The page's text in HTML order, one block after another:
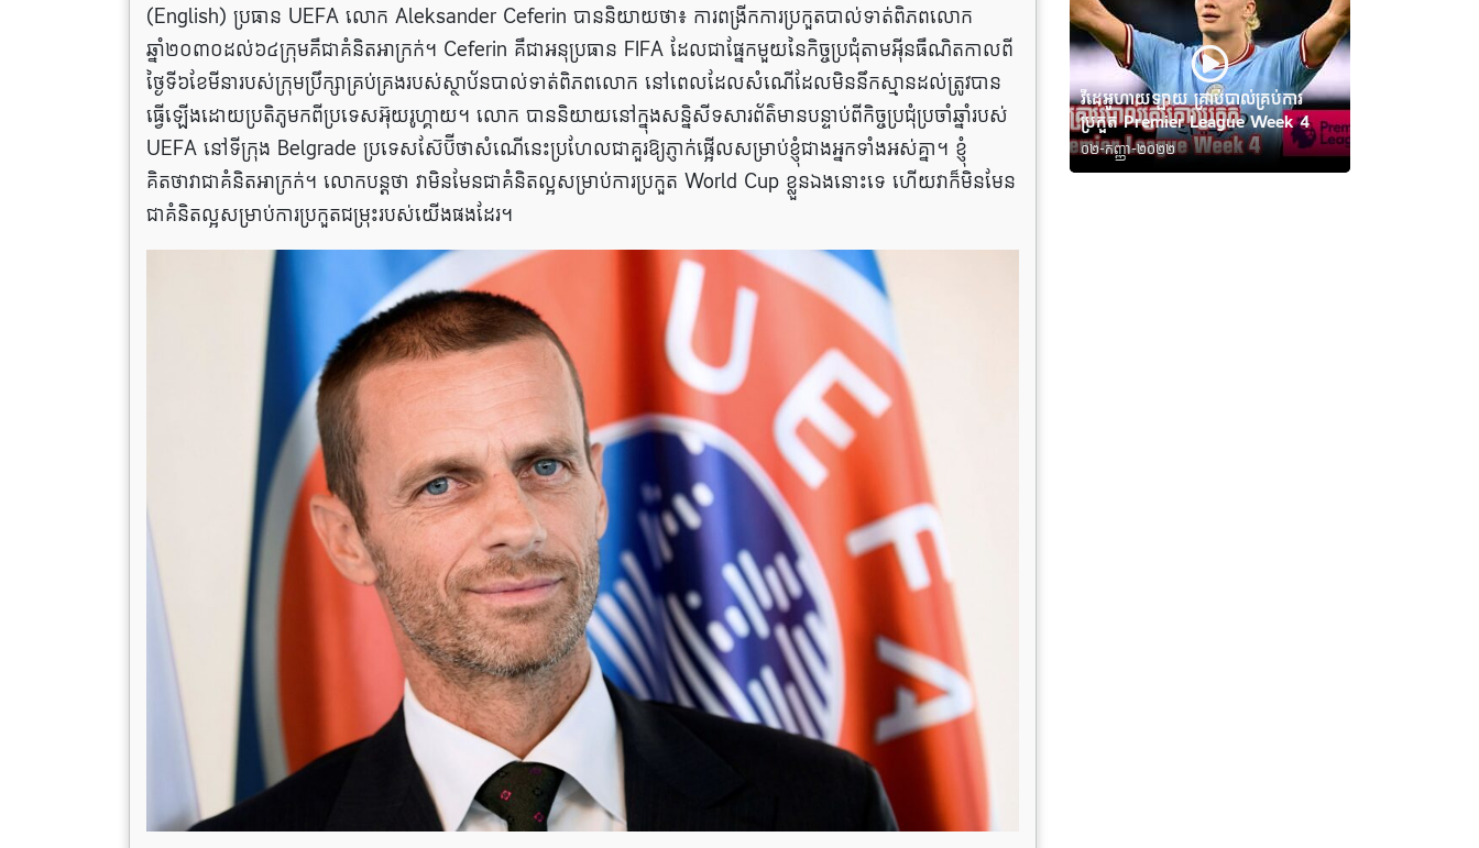
(English) ប្រធាន UEFA លោក Aleksander Ceferin បាននិយាយថា៖ ការពង្រីកការប្រកួតបាល់ទាត់ពិភពលោក
ឆ្នាំ២០៣០ដល់៦៤ក្រុមគឺជាគំនិតអាក្រក់។ Ceferin គឺជាអនុប្រធាន FIFA ដែលជាផ្នែកមួយនៃកិច្ចប្រជុំតាមអ៊ីនធឺណិតកាលពី
ថ្ងៃទី៦ខែមីនារបស់ក្រុមប្រឹក្សាគ្រប់គ្រងរបស់ស្ថាប័នបាល់ទាត់ពិភពលោក នៅពេលដែលសំណើដែលមិននឹកស្មានដល់ត្រូវបាន
ធ្វើឡើងដោយប្រតិភូមកពីប្រទេសអ៊ុយរូហ្គាយ។ លោក បាននិយាយនៅក្នុងសន្និសីទសារព័ត៌មានបន្ទាប់ពីកិច្ចប្រជុំប្រចាំឆ្នាំរបស់
UEFA នៅទីក្រុង Belgrade ប្រទេសស៊ែប៊ីថាសំណើនេះប្រហែលជាគួរឱ្យភ្ញាក់ផ្អើលសម្រាប់ខ្ញុំជាងអ្នកទាំងអស់គ្នា។ ខ្ញុំ
គិតថាវាជាគំនិតអាក្រក់។ លោកបន្តថា វាមិនមែនជាគំនិតល្អសម្រាប់ការប្រកួត World Cup ខ្លួនឯងនោះទេ ហើយវាក៏មិនមែន
ជាគំនិតល្អសម្រាប់ការប្រកួតជម្រុះរបស់យើងផងដែរ។
វីដេអូហាយឡាយ គ្រាប់បាល់គ្រប់ការ
ប្រកួត Premier League Week 4
០២-កញ្ញា-២០២២